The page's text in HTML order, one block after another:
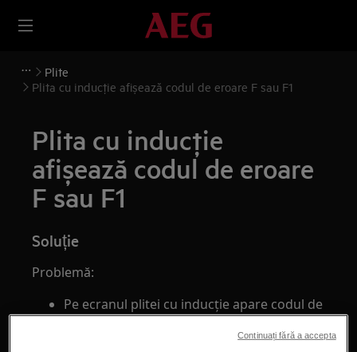
Plite
Plita cu inducţie afişează codul de eroare F sau F1
Plita cu inducţie
afişează codul de eroare
F sau F1
Soluție
Problemă:
Pe ecranul plitei cu inducţie apare codul de
Pe ecranul plitei cu inducţie apare codul de
Continuați fără a accepta